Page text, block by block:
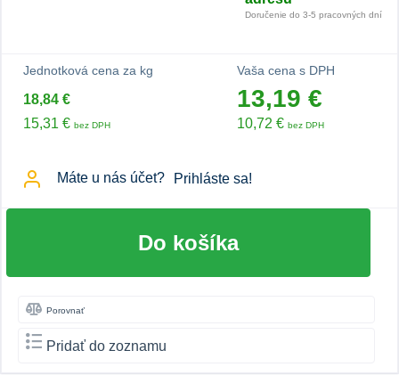
Doručenie do 3-5 pracovných dní
Jednotková cena za kg
18,84 €
15,31 € bez DPH
Vaša cena s DPH
13,19 €
10,72 € bez DPH
Máte u nás účet? Prihláste sa!
Do košíka
Porovnať
Pridať do zoznamu